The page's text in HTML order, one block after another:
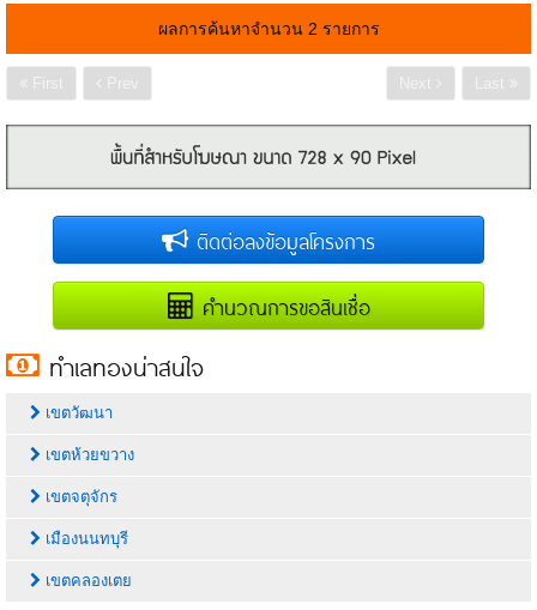
ผลการค้นหาจำนวน 2 รายการ
First Prev Last
Next
ติดต่อลงข้อมูลโครงการ
คำนวณการขอสินเชื่อ
ทำเลทองน่าสนใจ
เขตวัฒนา
เขตห้วยขวาง
เขตจตุจักร
เมืองนนทบุรี
เขตคลองเตย